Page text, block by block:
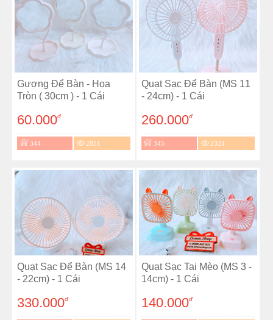
Gương Để Bàn - Hoa
Tròn ( 30cm ) - 1 Cái
60.000đ
344 2851
Quạt Sạc Để Bàn (MS 11
- 24cm) - 1 Cái
260.000đ
345 2324
Quạt Sạc Để Bàn (MS 14
- 22cm) - 1 Cái
330.000đ
Quạt Sạc Tai Mèo (MS 3 -
14cm) - 1 Cái
140.000đ